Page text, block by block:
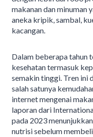
makanan dan minuman
aneka kripik, sambal,
kacangan.
Dalam beberapa tahun
kesehatan termasuk
semakin tinggi. Tren ini
salah satunya
internet mengenai
laporan dari
pada 2023
nutrisi sebelum